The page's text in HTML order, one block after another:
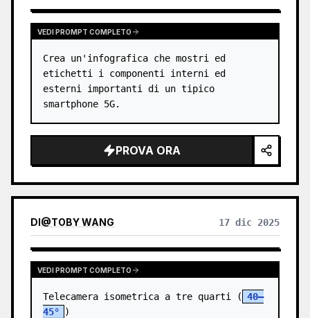
stabile coerenza di serie, dando a ogni foto
un'emozione unica e un'identità visiva
estendibile.
VEDI PROMPT COMPLETO
Crea un'infografica che mostri ed
etichetti i componenti interni ed
esterni importanti di un tipico
smartphone 5G.
PROVA ORA
DI@TOBY WANG 17 dic 2025
VEDI PROMPT COMPLETO
Telecamera isometrica a tre quarti ( 40–
45°
)